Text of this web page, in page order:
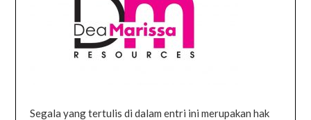
Segala yang tertulis di dalam entri ini merupakan hak